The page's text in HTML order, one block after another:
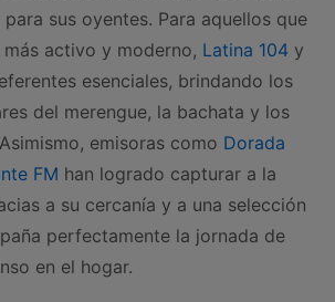
sus oyentes. Para aquellos que
activo y moderno, Latina 104 y
esenciales, brindando los
del merengue, la bachata y los
emisoras como Dorada
FM han logrado capturar a la
a su cercanía y a una selección
perfectamente la jornada de
en el hogar.